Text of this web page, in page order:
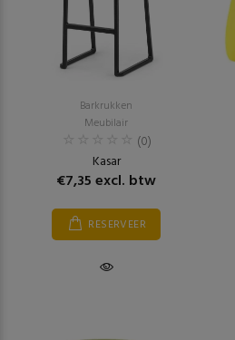
Barkrukken
Meubilair
(0)
Kasar
€7,35 excl. btw
RESERVEER